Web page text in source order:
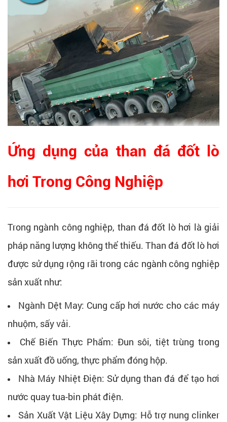
Ứng dụng của than đá đốt lò
hơi Trong Công Nghiệp
Trong ngành công nghiệp, than đá đốt lò hơi là giải
pháp năng lượng không thể thiếu. Than đá đốt lò hơi
được sử dụng rộng rãi trong các ngành công nghiệp
sản xuất như:
Ngành Dệt May: Cung cấp hơi nước cho các máy
nhuộm, sấy vải.
Chế Biến Thực Phẩm: Đun sôi, tiệt trùng trong
sản xuất đồ uống, thực phẩm đóng hộp.
Nhà Máy Nhiệt Điện: Sử dụng than đá để tạo hơi
nước quay tua-bin phát điện.
Sản Xuất Vật Liệu Xây Dựng: Hỗ trợ nung clinker